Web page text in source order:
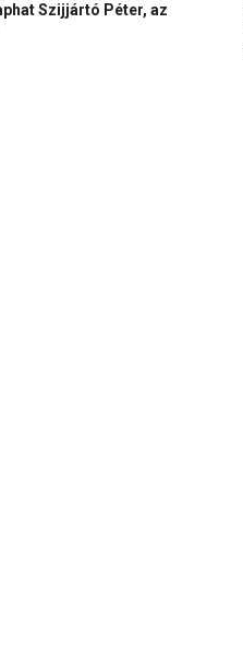
Szijjártó Péter, az